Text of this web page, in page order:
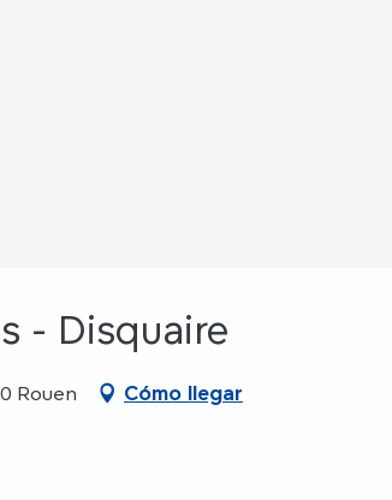
- Disquaire
Rouen Cómo llegar